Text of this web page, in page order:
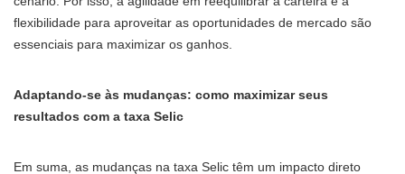
flexibilidade para aproveitar as oportunidades de mercado são
essenciais para maximizar os ganhos.
Adaptando-se às mudanças: como maximizar seus
resultados com a taxa Selic
Em suma, as mudanças na taxa Selic têm um impacto direto